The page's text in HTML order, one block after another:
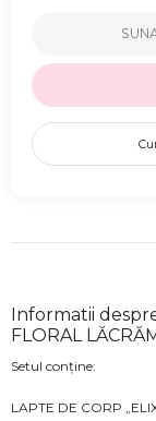
Informatii
FLORAL
Setul conține:
LAPTE DE CORP